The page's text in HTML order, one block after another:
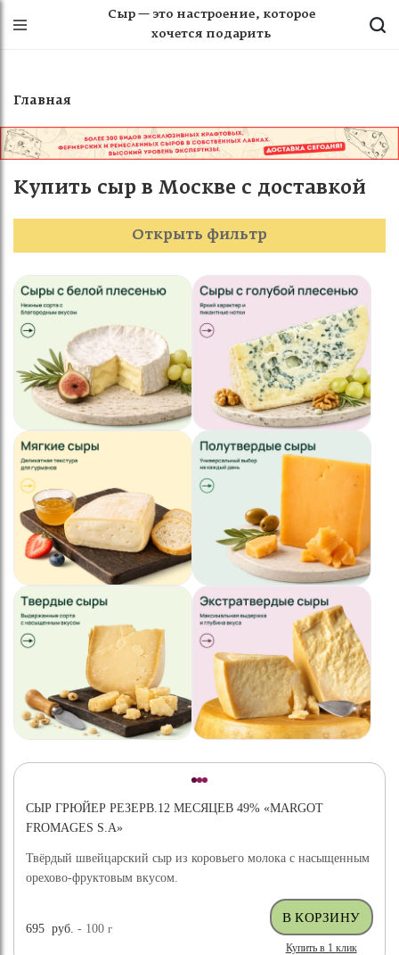
Сыр — это настроение, которое
хочется подарить
Главная
Купить сыр в Москве с доставкой
Открыть фильтр
СЫР ГРЮЙЕР РЕЗЕРВ.12 МЕСЯЦЕВ 49% «MARGOT
FROMAGES S.A»
Твёрдый швейцарский сыр из коровьего молока с насыщенным
орехово-фруктовым вкусом.
695 руб. - 100г
Купить в 1 клик